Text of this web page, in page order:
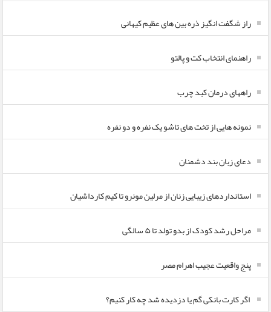
راز شگفت انگیز ذره بین های عظیم کیهانی
راهنمای انتخاب کت و پالتو
راههای درمان کبد چرب
نمونه هایی از تخت های تاشو یک نفره و دو نفره
دعای زبان بند دشمنان
استانداردهای زیبایی زنان از مرلین مونرو تا کیم کارداشیان
مراحل رشد کودک از بدو تولد تا ۵ سالگی
پنج واقعیت عجیب اهرام مصر
اگر کارت بانکی گم یا دزدیده شد چه کار کنیم؟